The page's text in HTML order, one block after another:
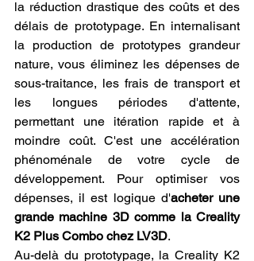
la réduction drastique des coûts et des
délais de prototypage. En internalisant
la production de prototypes grandeur
nature, vous éliminez les dépenses de
sous-traitance, les frais de transport et
les longues périodes d'attente,
permettant une itération rapide et à
moindre coût. C'est une accélération
phénoménale de votre cycle de
développement. Pour optimiser vos
dépenses, il est logique d'acheter une
grande machine 3D comme la Creality
K2 Plus Combo chez LV3D.
Au-delà du prototypage, la Creality K2